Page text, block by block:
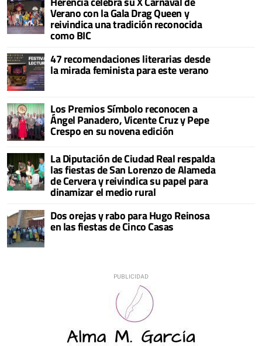
Verano con la Gala Drag Queen y
reivindica una tradición reconocida
como BIC
47 recomendaciones literarias desde
la mirada feminista para este verano
Los Premios Símbolo reconocen a
Ángel Panadero, Vicente Cruz y Pepe
Crespo en su novena edición
La Diputación de Ciudad Real respalda
las fiestas de San Lorenzo de Alameda
de Cervera y reivindica su papel para
dinamizar el medio rural
Dos orejas y rabo para Hugo Reinosa
en las fiestas de Cinco Casas